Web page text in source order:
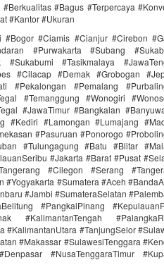
#Bagus #Terpercaya
#Kantor #Ukuran
#Bogor #Ciamis #Cianjur #Cirebon
#Purwakarta #Subang
#Tasikmalaya
#Cilacap #Demak #Grobogan
#Pekalongan #Pemalang
#Temanggung #Wonogiri
#JawaTimur #Bangkalan
#Kediri #Lamongan #Lumajang
#Pasuruan #Ponorogo
#Tulungagung #Batu #Blitar
#Jakarta #Barat #Pusat
#Cilegon #Serang
#Sumatera #Aceh
#Jambi #SumateraSelatan
#PangkalPinang
#KalimantanTengah
#KalimantanUtara #TanjungSelor
#Makassar #SulawesiTenggara
#NusaTenggaraTimur